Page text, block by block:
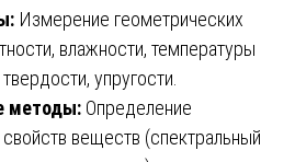
Измерение геометрических
влажности, температуры
упругости.
методы: Определение
веществ (спектральный